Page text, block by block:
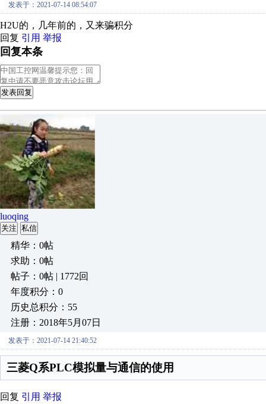
发表于：2021-07-14 08:54:07
H2U的，几年前的，又来骗积分
回复 引用 举报
回复本条
发表回复
luoqing
关注 私信
精华：0帖
求助：0帖
帖子：0帖 | 1772回
年度积分：0
历史总积分：55
注册：2018年5月07日
发表于：2021-07-14 21:40:52
三菱Q系PLC模拟量与通信的使用
回复 引用 举报